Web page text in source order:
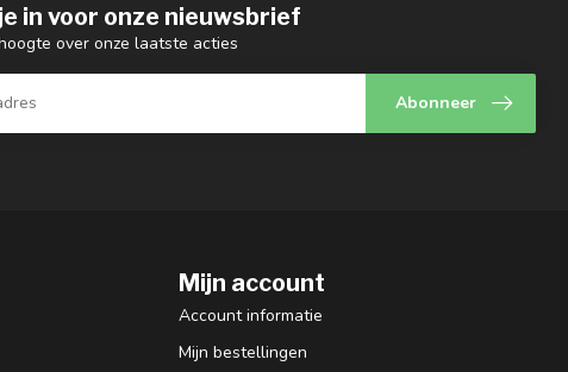
in voor onze nieuwsbrief
over onze laatste acties
Abonneer
Mijn account
Account informatie
Mijn bestellingen